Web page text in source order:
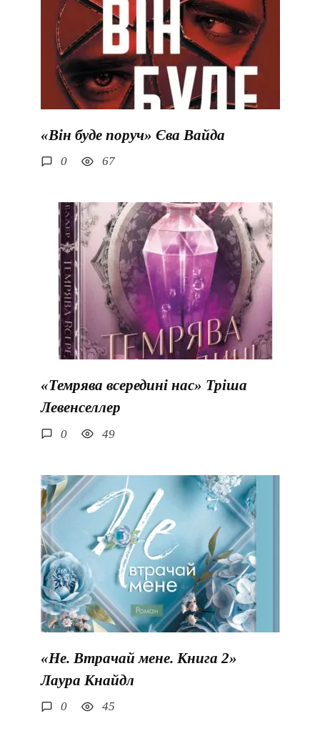
«Він буде поруч» Єва Вайда
0 67
«Темрява всередині нас» Тріша
Левенселлер
0 49
«Не. Втрачай мене. Книга 2»
Лаура Кнайдл
0 45